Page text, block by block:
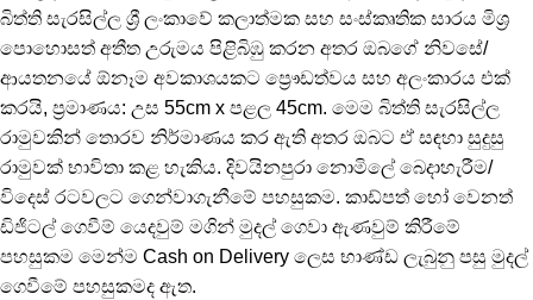
බිත්ති සැරසිල්ල ශ්‍රී ලංකාවේ කලාත්මක සහ සංස්කෘතික සාරය මිශ්‍ර
පොහොසත් අතීත උරුමය පිළිබිඹු කරන අතර ඔබගේ නිවසේ/
ආයතනයේ ඕනෑම අවකාශයකට ප්‍රෞඩත්වය සහ අලංකාරය එක්
කරයි, ප්‍රමාණය: උස 55cm x පළල 45cm. මෙම බිත්ති සැරසිල්ල
රාමුවකින් තොරව නිර්මාණය කර ඇති අතර ඔබට ඒ සඳහා සුදුසු
රාමුවක් භාවිතා කළ හැකිය. දිවයිනපුරා නොමිලේ බෙදාහැරීම/
විදෙස් රටවලට ගෙන්වාගැනීමේ පහසුකම. කාඩ්පත් හෝ වෙනත්
ඩිජිටල් ගෙවීම් යෙදවුම් මගින් මුදල් ගෙවා ඇණවුම් කිරීමේ
පහසුකම මෙන්ම Cash on Delivery ලෙස භාණ්ඩ ලැබුනු පසු මුදල්
ගෙවීමේ පහසුකමද ඇත.